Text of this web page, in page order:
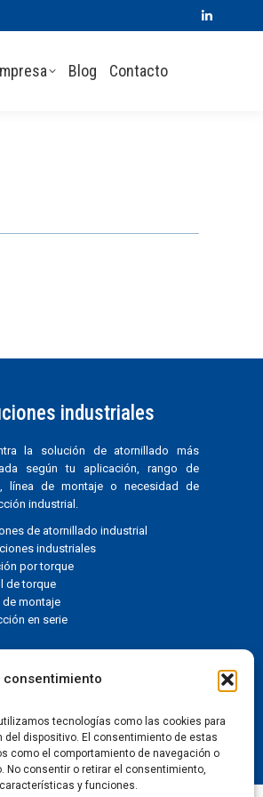
consentimiento
tecnologías como las cookies para
dispositivo. El consentimiento de estas
como el comportamiento de navegación o
No consentir o retirar el consentimiento,
y funciones.
Linkedin
Blog Contacto
industriales
la solución de atornillado más
según tu aplicación, rango de
línea de montaje o necesidad de
industrial.
de atornillado industrial
industriales
por torque
de torque
de montaje
en serie
2026 ©